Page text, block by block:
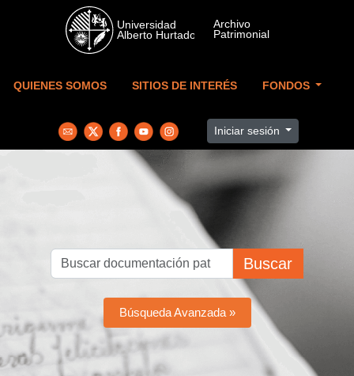
Skip to main content
QUIENES SOMOS SITIOS DE INTERÉS FONDOS
Iniciar sesión
Buscar
Búsqueda Avanzada »